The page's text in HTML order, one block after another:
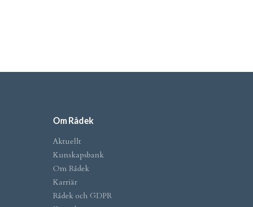
Om Rådek
Aktuellt
Kunskapsbank
Om Rådek
Karriär
Rådek och GDPR